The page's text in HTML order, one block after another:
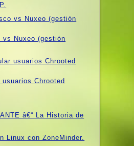
vs Nuxeo (gestión
Chrooted
â€“ La Historia de